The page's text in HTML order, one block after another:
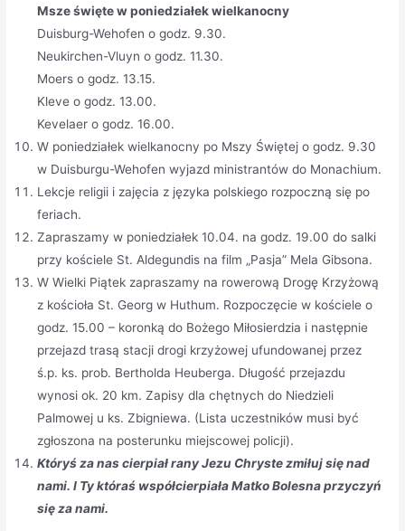
Msze święte w poniedziałek wielkanocny
Duisburg-Wehofen o godz. 9.30.
Neukirchen-Vluyn o godz. 11.30.
Moers o godz. 13.15.
Kleve o godz. 13.00.
Kevelaer o godz. 16.00.
W poniedziałek wielkanocny po Mszy Świętej o godz. 9.30
w Duisburgu-Wehofen wyjazd ministrantów do Monachium.
Lekcje religii i zajęcia z języka polskiego rozpoczną się po
feriach.
Zapraszamy w poniedziałek 10.04. na godz. 19.00 do salki
przy kościele St. Aldegundis na film „Pasja” Mela Gibsona.
W Wielki Piątek zapraszamy na rowerową Drogę Krzyżową
z kościoła St. Georg w Huthum. Rozpoczęcie w kościele o
godz. 15.00 – koronką do Bożego Miłosierdzia i następnie
przejazd trasą stacji drogi krzyżowej ufundowanej przez
ś.p. ks. prob. Bertholda Heuberga. Długość przejazdu
wynosi ok. 20 km. Zapisy dla chętnych do Niedzieli
Palmowej u ks. Zbigniewa. (Lista uczestników musi być
zgłoszona na posterunku miejscowej policji).
Któryś za nas cierpiał rany Jezu Chryste zmiłuj się nad
nami. I Ty któraś współcierpiała Matko Bolesna przyczyń
się za nami.